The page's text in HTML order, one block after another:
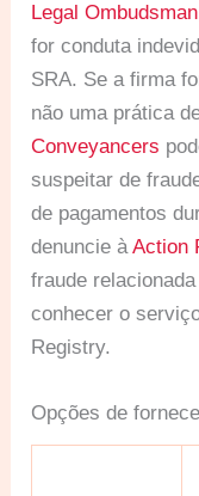
Legal Ombudsman
for conduta
SRA. Se a firma
não uma prática
Conveyancers
suspeitar de
de pagamentos
denuncie àAction
fraude
conhecer o
Registry.
Opções de